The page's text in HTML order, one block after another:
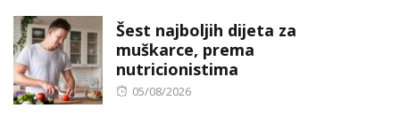
Šest najboljih dijeta za
muškarce, prema
nutricionistima
Posted
05/08/2026